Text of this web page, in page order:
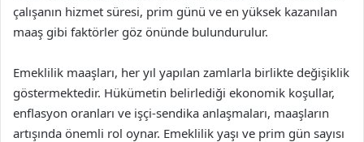
çalışanın hizmet süresi, prim günü ve en yüksek kazanılan
maaş gibi faktörler göz önünde bulundurulur.
Emeklilik maaşları, her yıl yapılan zamlarla birlikte değişiklik
göstermektedir. Hükümetin belirlediği ekonomik koşullar,
enflasyon oranları ve işçi-sendika anlaşmaları, maaşların
artışında önemli rol oynar. Emeklilik yaşı ve prim gün sayısı